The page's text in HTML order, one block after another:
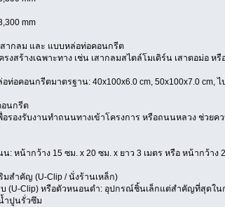
mm
สากลม และ แบบหล่อท่อคอนกรีต
รงสร้างเฉพาะทาง เช่น เสากลมสไตล์โมเดิร์น เสาตอม่อ ห
อคอนกรีตมาตรฐาน: 40x100x6.0 cm, 50x100x7.0 cm,
นกรีต
อรองรับงานทำถนนทางเข้าโครงการ หรือถนนหลวง ช่วย
หน้ากว้าง 15 ซม. x 20 ซม. x ยาว 3 เมตร หรือ หน้ากว้าง
มสำคัญ (U-Clip / นั่งร้านเหล็ก)
(U-Clip) หรือตัวหนอนดำ: อุปกรณ์ชิ้นเล็กแต่สำคัญที่สุดใ
ำปูนรั่วซึม